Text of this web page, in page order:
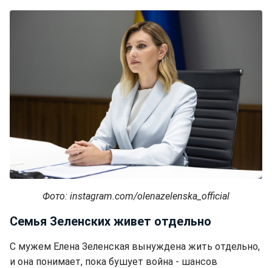
Фото: instagram.com/olenazelenska_official
Семья Зеленских живет отдельно
С мужем Елена Зеленская вынуждена жить отдельно,
и она понимает, пока бушует война - шансов